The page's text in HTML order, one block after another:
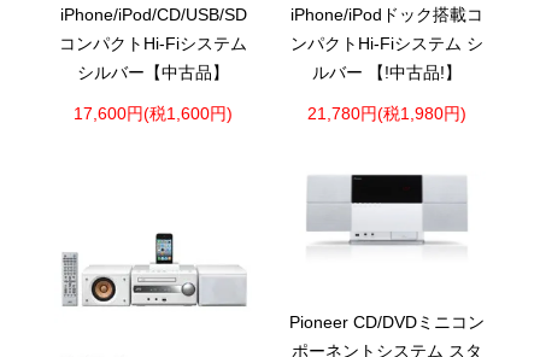
iPhone/iPod/CD/USB/SD
コンパクトHi-Fiシステム
シルバー【中古品】
17,600円(税1,600円)
iPhone/iPodドック搭載コ
ンパクトHi-Fiシステム シ
ルバー 【!中古品!】
21,780円(税1,980円)
Pioneer CD/DVDミニコン
ポーネントシステム スタ